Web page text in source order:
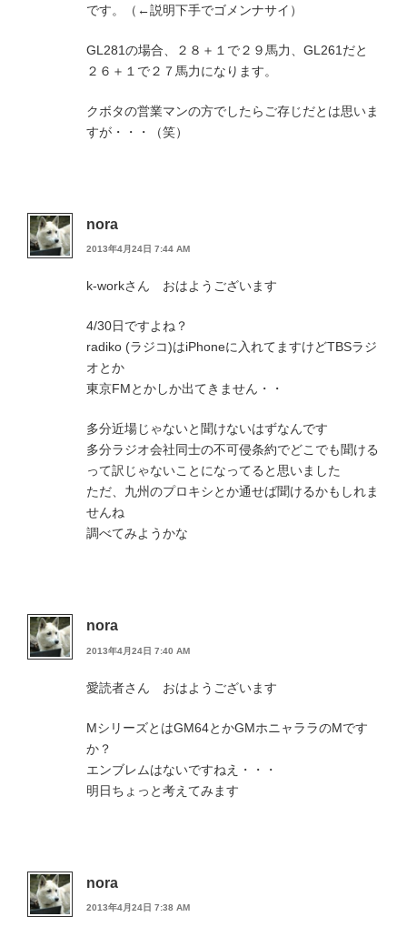
です。（←説明下手でゴメンナサイ）
GL281の場合、２８＋１で２９馬力、GL261だと
２６＋１で２７馬力になります。
クボタの営業マンの方でしたらご存じだとは思いま
すが・・・（笑）
nora
2013年4月24日 7:44 AM
k-workさん おはようございます
4/30日ですよね？
radiko (ラジコ)はiPhoneに入れてますけどTBSラジ
オとか
東京FMとかしか出てきません・・
多分近場じゃないと聞けないはずなんです
多分ラジオ会社同士の不可侵条約でどこでも聞ける
って訳じゃないことになってると思いました
ただ、九州のプロキシとか通せば聞けるかもしれま
せんね
調べてみようかな
nora
2013年4月24日 7:40 AM
愛読者さん おはようございます
MシリーズとはGM64とかGMホニャララのMです
か？
エンブレムはないですねえ・・・
明日ちょっと考えてみます
nora
2013年4月24日 7:38 AM